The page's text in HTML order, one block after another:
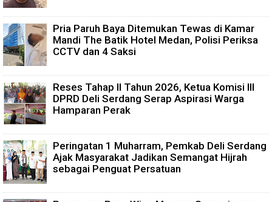
Pria Paruh Baya Ditemukan Tewas di Kamar
Mandi The Batik Hotel Medan, Polisi Periksa
CCTV dan 4 Saksi
Reses Tahap II Tahun 2026, Ketua Komisi III
DPRD Deli Serdang Serap Aspirasi Warga
Hamparan Perak
Peringatan 1 Muharram, Pemkab Deli Serdang
Ajak Masyarakat Jadikan Semangat Hijrah
sebagai Penguat Persatuan